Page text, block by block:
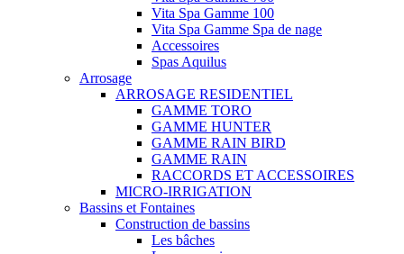
Vita Spa Gamme 100
Vita Spa Gamme Spa de nage
Accessoires
Spas Aquilus
Arrosage
ARROSAGE RESIDENTIEL
GAMME TORO
GAMME HUNTER
GAMME RAIN BIRD
GAMME RAIN
RACCORDS ET ACCESSOIRES
MICRO-IRRIGATION
Bassins et Fontaines
Construction de bassins
Les bâches